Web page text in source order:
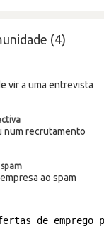
(4)
vir a uma entrevista
num recrutamento
ao spam